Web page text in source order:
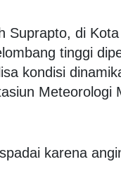
Suprapto, di
tinggi
kondisi
Meteorologi
karena